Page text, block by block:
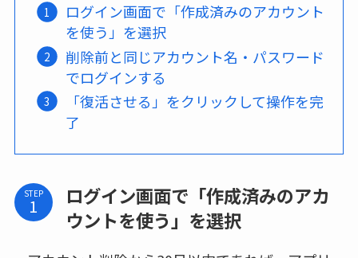
ログイン画面で「作成済みのアカウント
を使う」を選択
削除前と同じアカウント名・パスワード
でログインする
「復活させる」をクリックして操作を完
了
STEP
ログイン画面で「作成済みのアカ
ウントを使う」を選択